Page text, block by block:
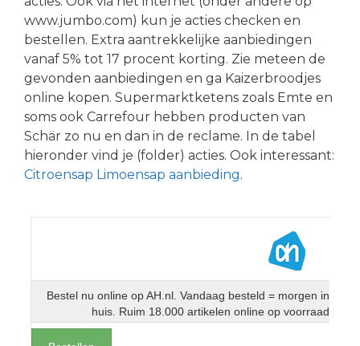
www.jumbo.com) kun je acties checken en
bestellen. Extra aantrekkelijke aanbiedingen
vanaf 5% tot 17 procent korting. Zie meteen de
gevonden aanbiedingen en ga Kaizerbroodjes
online kopen. Supermarktketens zoals Emte en
soms ook Carrefour hebben producten van
Schär zo nu en dan in de reclame. In de tabel
hieronder vind je (folder) acties. Ook interessant:
Citroensap Limoensap aanbieding.
Bestel nu online op AH.nl. Vandaag besteld = morgen in
huis. Ruim 18.000 artikelen online op voorraad